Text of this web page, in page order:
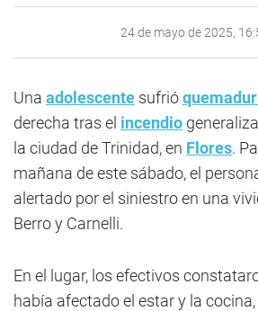
24 de mayo de 2025,
Una adolescente sufrió
derecha tras el incendio
la ciudad de Trinidad, en Flores.
mañana de este sábado, el
alertado por el siniestro en una
Berro y Carnelli.
En el lugar, los efectivos
había afectado el estar y la